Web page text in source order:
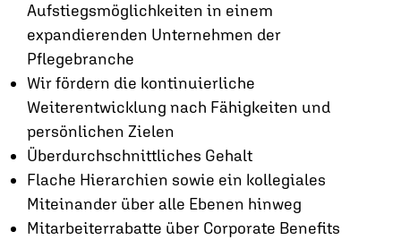
Aufstiegsmöglichkeiten in einem
expandierenden Unternehmen der
Pflegebranche
Wir fördern die kontinuierliche
Weiterentwicklung nach Fähigkeiten und
persönlichen Zielen
Überdurchschnittliches Gehalt
Flache Hierarchien sowie ein kollegiales
Miteinander über alle Ebenen hinweg
Mitarbeiterrabatte über Corporate Benefits